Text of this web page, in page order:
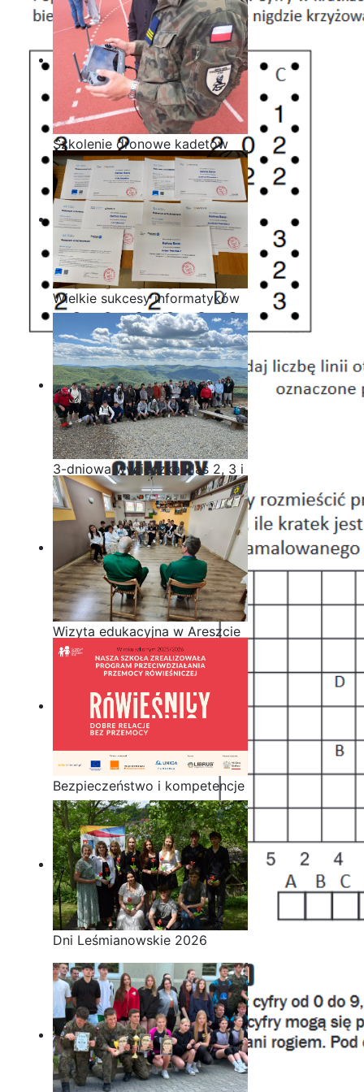
Szkolenie dronowe kadetów
OPW w Staszicu
Wielkie sukcesy informatyków
ze Staszica w Akademii
CISCO!
3-dniowa wycieczka klas 2, 3 i
4 technikum w Bieszczady
Wizyta edukacyjna w Areszcie
Śledczym w Radomiu
Bezpieczeństwo i kompetencje
uczniów - nasz priorytet
Dni Leśmianowskie 2026